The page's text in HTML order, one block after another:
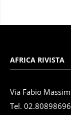
AFRICA RIVISTA
Via Fabio
Tel. 02.80898696